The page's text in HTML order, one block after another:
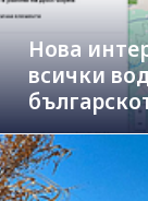
Нова
всички